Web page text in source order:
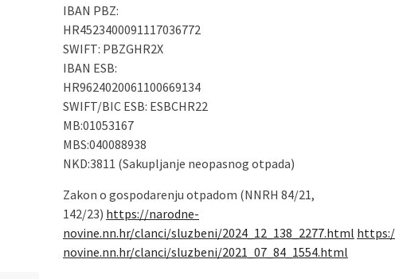
IBAN PBZ:
HR4523400091117036772
SWIFT: PBZGHR2X
IBAN ESB:
HR9624020061100669134
SWIFT/BIC ESB: ESBCHR22
MB:01053167
MBS:040088938
NKD:3811 (Sakupljanje neopasnog otpada)
Zakon o gospodarenju otpadom (NNRH 84/21,
142/23) https://narodne-
novine.nn.hr/clanci/sluzbeni/2024_12_138_2277.html
novine.nn.hr/clanci/sluzbeni/2021_07_84_1554.html